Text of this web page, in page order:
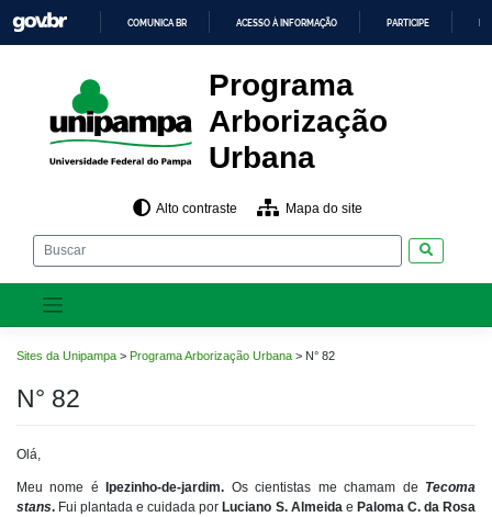
para
o
O
CONTEÚDO
COMUNICA BR ACESSO À INFORMAÇÃO PARTICIPE
Programa
Arborização
Urbana
Alto contraste Mapa do site
Sites da Unipampa > Programa Arborização Urbana > N° 82
N° 82
Olá,
Meu nome é Ipezinho-de-jardim. Os cientistas me chamam de Tecoma
stans. Fui plantada e cuidada por Luciano S. Almeidae Paloma C. da Rosa